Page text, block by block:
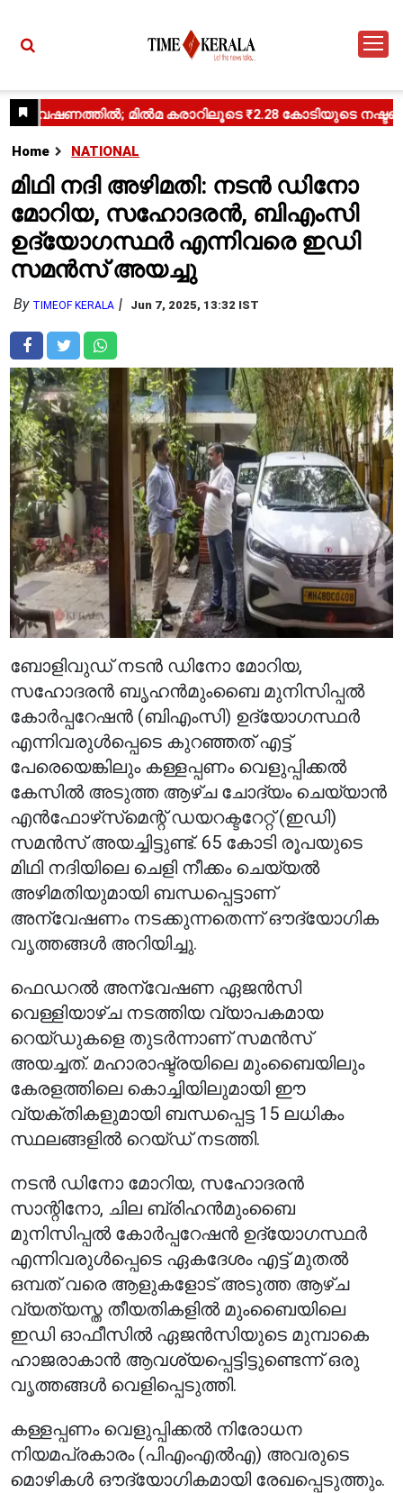
Home NATIONAL
മിഥി നദി അഴിമതി: നടൻ ഡിനോ
മോറിയ, സഹോദരൻ, ബിഎംസി
ഉദ്യോഗസ്ഥർ എന്നിവരെ ഇഡി
സമൻസ് അയച്ചു
By TIMEOF KERALA Jun 7, 2025, 13:32 IST
ബോളിവുഡ് നടൻ ഡിനോ മോറിയ,
സഹോദരൻ ബൃഹൻമുംബൈ മുനിസിപ്പൽ
കോർപ്പറേഷൻ (ബിഎംസി) ഉദ്യോഗസ്ഥർ
എന്നിവരുൾപ്പെടെ കുറഞ്ഞത് എട്ട്
പേരെയെങ്കിലും കള്ളപ്പണം വെളുപ്പിക്കൽ
കേസിൽ അടുത്ത ആഴ്ച ചോദ്യം ചെയ്യാൻ
എൻഫോഴ്‌സ്‌മെന്റ് ഡയറക്ടറേറ്റ് (ഇഡി)
സമൻസ് അയച്ചിട്ടുണ്ട്. 65 കോടി രൂപയുടെ
മിഥി നദിയിലെ ചെളി നീക്കം ചെയ്യൽ
അഴിമതിയുമായി ബന്ധപ്പെട്ടാണ്
അന്വേഷണം നടക്കുന്നതെന്ന് ഔദ്യോഗിക
വൃത്തങ്ങൾ അറിയിച്ചു.
ഫെഡറൽ അന്വേഷണ ഏജൻസി
വെള്ളിയാഴ്ച നടത്തിയ വ്യാപകമായ
റെയ്ഡുകളെ തുടർന്നാണ് സമൻസ്
അയച്ചത്. മഹാരാഷ്ട്രയിലെ മുംബൈയിലും
കേരളത്തിലെ കൊച്ചിയിലുമായി ഈ
വ്യക്തികളുമായി ബന്ധപ്പെട്ട 15 ലധികം
സ്ഥലങ്ങളിൽ റെയ്ഡ് നടത്തി.
നടൻ ഡിനോ മോറിയ, സഹോദരൻ
സാന്റിനോ, ചില ബ്രിഹൻമുംബൈ
മുനിസിപ്പൽ കോർപ്പറേഷൻ ഉദ്യോഗസ്ഥർ
എന്നിവരുൾപ്പെടെ ഏകദേശം എട്ട് മുതൽ
ഒമ്പത് വരെ ആളുകളോട് അടുത്ത ആഴ്ച
വ്യത്യസ്ത തീയതികളിൽ മുംബൈയിലെ
ഇഡി ഓഫീസിൽ ഏജൻസിയുടെ മുമ്പാകെ
ഹാജരാകാൻ ആവശ്യപ്പെട്ടിട്ടുണ്ടെന്ന് ഒരു
വൃത്തങ്ങൾ വെളിപ്പെടുത്തി.
കള്ളപ്പണം വെളുപ്പിക്കൽ നിരോധന
നിയമപ്രകാരം (പിഎംഎൽഎ) അവരുടെ
മൊഴികൾ ഔദ്യോഗികമായി രേഖപ്പെടുത്തും.